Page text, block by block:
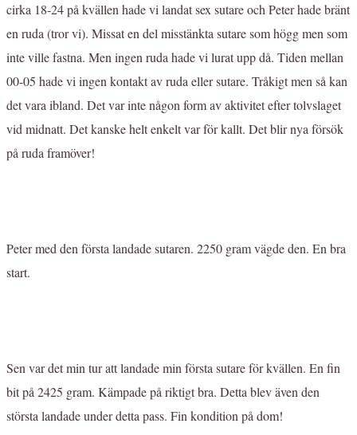
cirka 18-24 på kvällen hade vi landat sex sutare och Peter hade bränt
en ruda (tror vi). Missat en del misstänkta sutare som högg men som
inte ville fastna. Men ingen ruda hade vi lurat upp då. Tiden mellan
00-05 hade vi ingen kontakt av ruda eller sutare. Tråkigt men så kan
det vara ibland. Det var inte någon form av aktivitet efter tolvslaget
vid midnatt. Det kanske helt enkelt var för kallt. Det blir nya försök
på ruda framöver!
Peter med den första landade sutaren. 2250 gram vägde den. En bra
start.
Sen var det min tur att landade min första sutare för kvällen. En fin
bit på 2425 gram. Kämpade på riktigt bra. Detta blev även den
största landade under detta pass. Fin kondition på dom!